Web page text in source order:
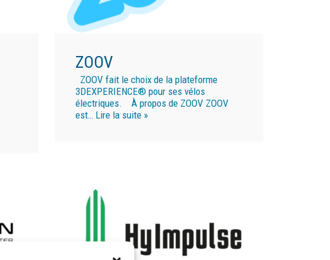
ZOOV
ZOOV fait le choix de la plateforme
3DEXPERIENCE® pour ses vélos
électriques. À propos de ZOOV ZOOV
est… Lire la suite »